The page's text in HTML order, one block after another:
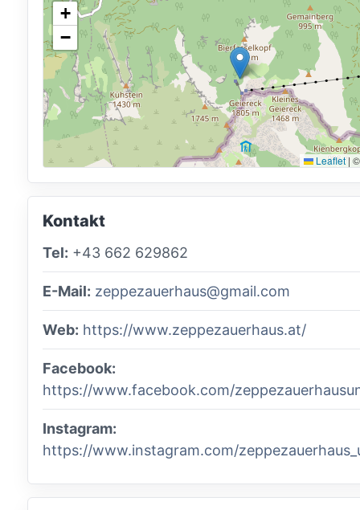
+
−
Leaflet|
Kontakt
Tel: +43 662 629862
E-Mail: zeppezauerhaus@gmail.com
Web: https://www.zeppezauerhaus.at/
Facebook:
https://www.facebook.com/
Instagram:
https://www.instagram.com/